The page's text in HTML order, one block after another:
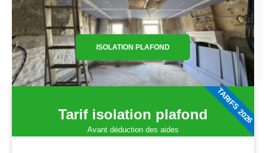
ISOLATION PLAFOND
Tarif isolation plafond
Avant déduction des aides
TARIFS 2026